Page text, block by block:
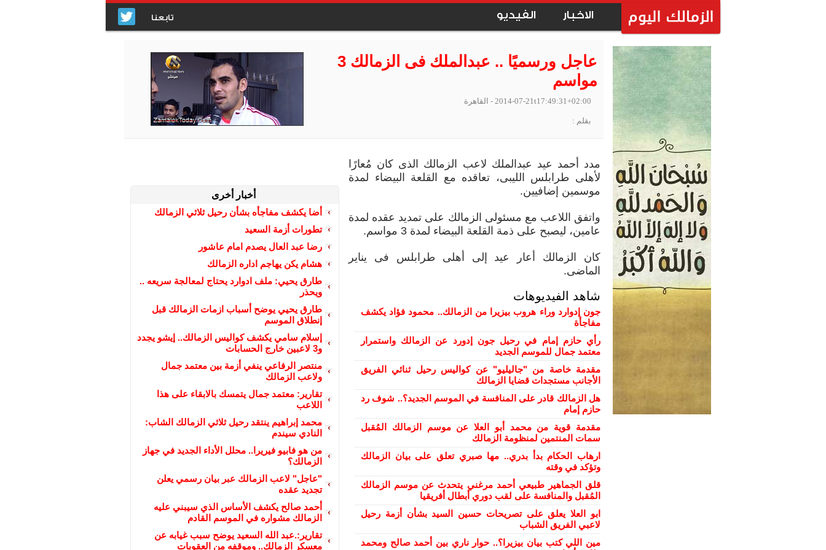
الاخبار الفيديو تابعنا
عاجل ورسميًا .. عبدالملك فى الزمالك 3
مواسم
2014-07-21t17:49:31+02:00 - القاهرة
بقلم :
أخبار أخرى
أضا يكشف مفاجأه بشأن رحيل ثلاثي الزمالك
تطورات أزمة السعيد
رضا عبد العال يصدم امام عاشور
هشام يكن يهاجم اداره الزمالك
طارق يحيي: ملف ادوارد يحتاج لمعالجة سريعه ..
ويحذر
طارق يحيي يوضح أسباب ازمات الزمالك قبل
إنطلاق الموسم
إسلام سامي يكشف كواليس الزمالك.. إيشو يجدد
و3 لاعبين خارج الحسابات
منتصر الرفاعي ينفي أزمة بين معتمد جمال
ولاعب الزمالك
تقارير: معتمد جمال يتمسك بالابقاء على هذا
اللاعب
محمد إبراهيم ينتقد رحيل ثلاثي الزمالك الشاب:
النادي سيندم
من هو فابيو فيريرا.. محلل الأداء الجديد في جهاز
الزمالك؟
"عاجل" لاعب الزمالك عبر بيان رسمي يعلن
تجديد عقده
أحمد صالح يكشف الأساس الذي سيبني عليه
الزمالك مشواره في الموسم القادم
تقارير:.عبد الله السعيد يوضح سبب غيابه عن
معسكر الزمالك.. وموقفه من العقوبات
مدد أحمد عيد عبدالملك لاعب الزمالك الذى كان مُعارًا
لأهلى طرابلس الليبى، تعاقده مع القلعة البيضاء لمدة
موسمين إضافيين.
واتفق اللاعب مع مسئولى الزمالك على تمديد عقده لمدة
عامين، ليصبح على ذمة القلعة البيضاء لمدة 3 مواسم.
كان الزمالك أعار عيد إلى أهلى طرابلس فى يناير
الماضى.
شاهد الفيديوهات
جون إدوارد وراء هروب بيزيرا من الزمالك.. محمود فؤاد يكشف
مفاجأة
رأي حازم إمام في رحيل جون إدورد عن الزمالك واستمرار
معتمد جمال للموسم الجديد
مقدمة خاصة من "جاليليو" عن كواليس رحيل ثنائي الفريق
الأجانب مستجدات قضايا الزمالك
هل الزمالك قادر على المنافسة في الموسم الجديد؟.. شوف رد
حازم إمام
مقدمة قوية من محمد أبو العلا عن موسم الزمالك المُقبل
سمات المنتمين لمنظومة الزمالك
ارهاب الحكام بدأ بدري.. مها صبري تعلق على بيان الزمالك
وتؤكد في وقته
قلق الجماهير طبيعي أحمد مرغني يتحدث عن موسم الزمالك
المُقبل والمنافسة على لقب دوري أبطال أفريقيا
ابو العلا يعلق على تصريحات حسين السيد بشأن أزمة رحيل
لاعبي الفريق الشباب
مين اللي كتب بيان بيزيرا؟.. حوار ناري بين أحمد صالح ومحمد